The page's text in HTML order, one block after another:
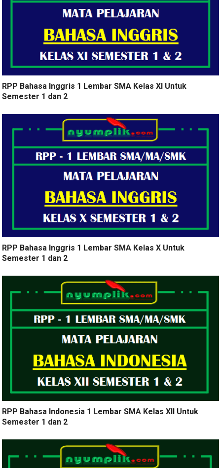
RPP Bahasa Inggris 1 Lembar SMA Kelas XI Untuk
Semester 1 dan 2
RPP Bahasa Inggris 1 Lembar SMA Kelas X Untuk
Semester 1 dan 2
RPP Bahasa Indonesia 1 Lembar SMA Kelas XII Untuk
Semester 1 dan 2